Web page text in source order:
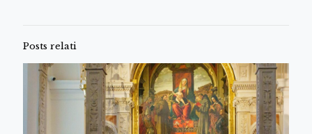
Posts relati